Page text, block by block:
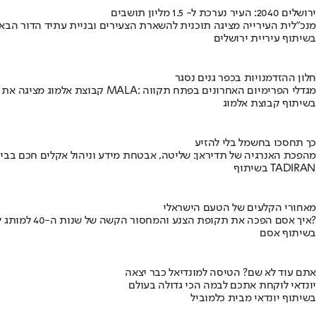
ירושלים 2040: העיר נערכת ל- 1.5 מליון תושבים
מנכ"לית העירייה מציגה תוכנית להשארת הצעירים ובניית עתיד הדור
בשיתוף עיריית ירושלים
חלון ההזדמנויות בכפר גנים נסגר
קבוצת אלמוג מציגה את פרויקט MALA: מגדלי הפרימיום האחרונים בפתח תקווה
בשיתוף קבוצת אלמוג
כך תחסכו בחשמל בלי להזיע
מהפכת האנרגיה של תדיראן: שליטה, אבטחת מידע וניהול אקלים חכם
בשיתוף TADIRAN
מאחורי הקלעים של הטעם הישראלי
איך אסם הפכה את תקופת הצנע והמחסור הקשה של שנות ה-40 למותג לאומי?
בשיתוף אסם
אתם עוד לא שם? הטיסה למונדיאל כבר יצאה
יונדאי לוקחת אתכם לבמה הכי גדולה בעולם
בשיתוף יונדאי מבית כלמוביל